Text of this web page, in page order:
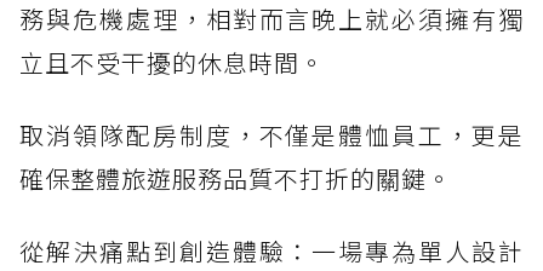
務與危機處理，相對而言晚上就必須擁有獨
立且不受干擾的休息時間。
取消領隊配房制度，不僅是體恤員工，更是
確保整體旅遊服務品質不打折的關鍵。
從解決痛點到創造體驗：一場專為單人設計